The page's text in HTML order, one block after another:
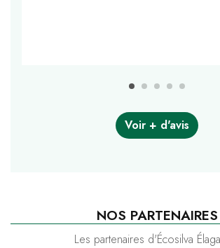
Voir + d'avis
NOS PARTENAIRES
Les partenaires d'Écosilva